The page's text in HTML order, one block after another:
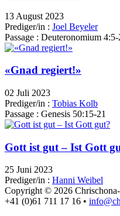
13 August 2023
Prediger/in : Joel Beyeler
Passage : Deuteronomium 4:5-
«Gnad regiert!»
02 Juli 2023
Prediger/in : Tobias Kolb
Passage : Genesis 50:15-21
Gott ist gut – Ist Gott
25 Juni 2023
Prediger/in : Hanni Weibel
Copyright © 2026
+41 (0)61 711 17 16 •